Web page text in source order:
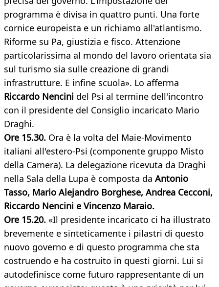
programma è divisa in quattro punti. Una forte
cornice europeista e un richiamo all'atlantismo.
Riforme su Pa, giustizia e fisco. Attenzione
particolarissima al mondo del lavoro orientata sia
sul turismo sia sulle creazione di grandi
infrastrutture. E infine scuola». Lo afferma
Riccardo Nencini del Psi al termine dell'incontro
con il presidente del Consiglio incaricato Mario
Draghi.
Ore 15.30. Ora è la volta del Maie-Movimento
italiani all'estero-Psi (componente gruppo Misto
della Camera). La delegazione ricevuta da Draghi
nella Sala della Lupa è composta da Antonio
Tasso, Mario Alejandro Borghese, Andrea Cecconi,
Riccardo Nencini e Vincenzo Maraio.
Ore 15.20. «Il presidente incaricato ci ha illustrato
brevemente e sinteticamente i pilastri di questo
nuovo governo e di questo programma che sta
costruendo e ha costruito in questi giorni. Lui si
autodefinisce come futuro rappresentante di un